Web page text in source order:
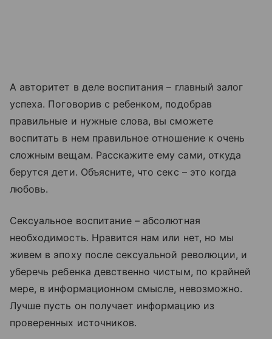
А авторитет в деле воспитания – главный залог
успеха. Поговорив с ребенком, подобрав
правильные и нужные слова, вы сможете
воспитать в нем правильное отношение к очень
сложным вещам. Расскажите ему сами, откуда
берутся дети. Объясните, что секс – это когда
любовь.
Сексуальное воспитание – абсолютная
необходимость. Нравится нам или нет, но мы
живем в эпоху после сексуальной революции, и
уберечь ребенка девственно чистым, по крайней
мере, в информационном смысле, невозможно.
Лучше пусть он получает информацию из
проверенных источников.